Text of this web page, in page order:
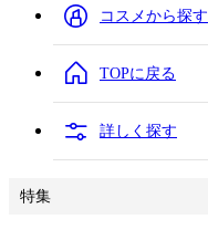
コスメから探す
TOPに戻る
詳しく探す
特集